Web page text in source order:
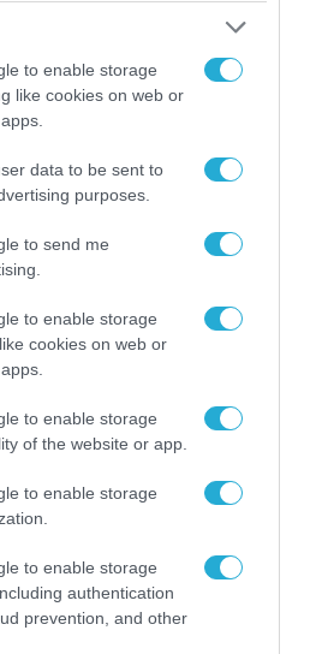
to enable storage
like cookies on web or
data to be sent to
purposes.
to send me
to enable storage
cookies on web or
to enable storage
of the website or app.
to enable storage
to enable storage
authentication
prevention, and other
ισραηλινών αεροσκαφών &
FAB-3000 «εξαφανίζει
διέλευσης των
στην Ζαπορίζια